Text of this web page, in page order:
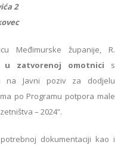
2
Međimurske županije, R.
u zatvorenoj omotnici s
na Javni poziv za dodjelu
po Programu potpora male
– 2024”.
dokumentaciji kao i